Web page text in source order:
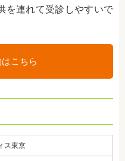
を連れて受診しやすいで
こちら
ス東京